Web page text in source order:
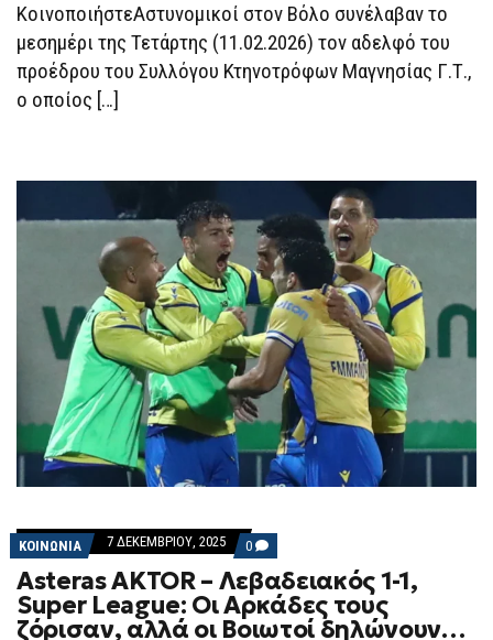
ΚοινοποιήστεΑστυνομικοί στον Βόλο συνέλαβαν το
μεσημέρι της Τετάρτης (11.02.2026) τον αδελφό του
προέδρου του Συλλόγου Κτηνοτρόφων Μαγνησίας Γ.Τ.,
ο οποίος […]
ΚΟΙΝΩΝΙΑ 7 ΔΕΚΕΜΒΡΊΟΥ, 2025 0 COMMENTS
ON
ASTERAS
AKTOR
–
ΛΕΒΑΔΕΙΑΚΌΣ
Asteras AKTOR – Λεβαδειακός 1-1,
Super League: Οι Αρκάδες τους
ζόρισαν, αλλά οι Βοιωτοί δηλώνουν…